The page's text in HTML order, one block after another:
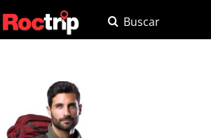
Agenda
Trekkings e Expedições
Buscar
resultados